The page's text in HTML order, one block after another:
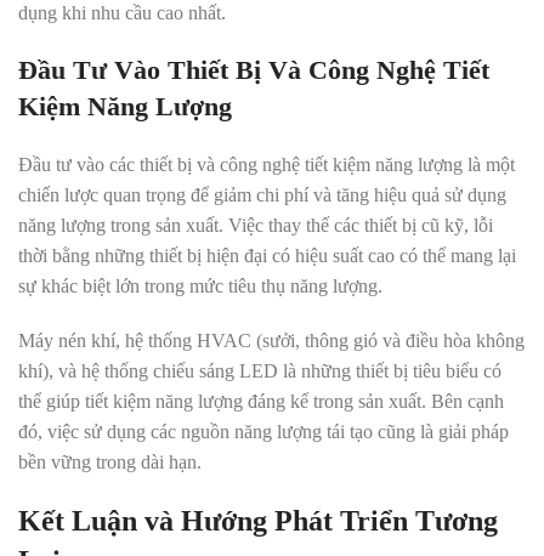
dụng khi nhu cầu cao nhất.
Đầu Tư Vào Thiết Bị Và Công Nghệ Tiết
Kiệm Năng Lượng
Đầu tư vào các thiết bị và công nghệ tiết kiệm năng lượng là một
chiến lược quan trọng để giảm chi phí và tăng hiệu quả sử dụng
năng lượng trong sản xuất. Việc thay thế các thiết bị cũ kỹ, lỗi
thời bằng những thiết bị hiện đại có hiệu suất cao có thể mang lại
sự khác biệt lớn trong mức tiêu thụ năng lượng.
Máy nén khí, hệ thống HVAC (sưởi, thông gió và điều hòa không
khí), và hệ thống chiếu sáng LED là những thiết bị tiêu biểu có
thể giúp tiết kiệm năng lượng đáng kể trong sản xuất. Bên cạnh
đó, việc sử dụng các nguồn năng lượng tái tạo cũng là giải pháp
bền vững trong dài hạn.
Kết Luận và Hướng Phát Triển Tương